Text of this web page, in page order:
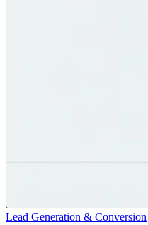
Lead Generation & Conversion